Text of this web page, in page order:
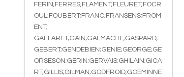
FERIN;FERRES;FLAMENT;FLEURET;FOCR
OUL;FOUBERT;FRANC;FRANSENS;FROM
ENT;
GAFFARET;GAIN;GALMACHE;GASPARD;
GEBERT;GENDEBIEN;GENIE;GEORGE;GE
ORSESON;GERIN;GERVAIS;GHILAIN;GICA
RT;GILLIS;GILMAN;GODFROID;GOEMINNE